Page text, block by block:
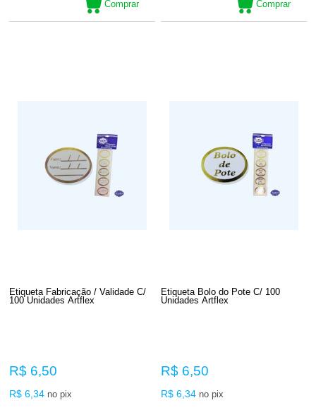
Comprar Comprar
Etiqueta Fabricação / Validade C/
100 Unidades Artflex
R$ 6,50
R$ 6,34 no pix
Etiqueta Bolo do Pote C/ 100
Unidades Artflex
R$ 6,50
R$ 6,34 no pix